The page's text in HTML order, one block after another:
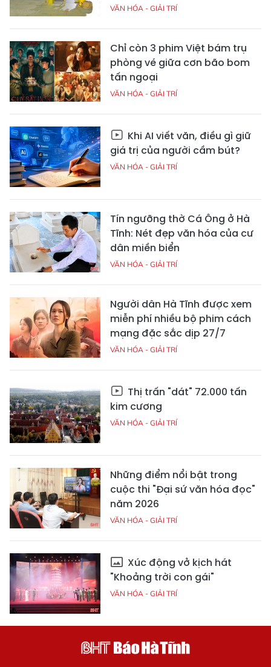
VĂN HÓA - GIẢI TRÍ
Chỉ còn 3 phim Việt bám trụ
phòng vé giữa cơn bão bom
tấn ngoại
VĂN HÓA - GIẢI TRÍ
Khi AI viết văn, điều gì giữ
giá trị của người cầm bút?
VĂN HÓA - GIẢI TRÍ
Tín ngưỡng thờ Cá Ông ở Hà
Tĩnh: Nét đẹp văn hóa của cư
dân miền biển
VĂN HÓA - GIẢI TRÍ
Người dân Hà Tĩnh được xem
miễn phí nhiều bộ phim cách
mạng đặc sắc dịp 27/7
VĂN HÓA - GIẢI TRÍ
Thị trấn "dát" 72.000 tấn
kim cương
VĂN HÓA - GIẢI TRÍ
Những điểm nổi bật trong
cuộc thi "Đại sứ văn hóa đọc"
năm 2026
VĂN HÓA - GIẢI TRÍ
Xúc động vở kịch hát
"Khoảng trời con gái"
VĂN HÓA - GIẢI TRÍ